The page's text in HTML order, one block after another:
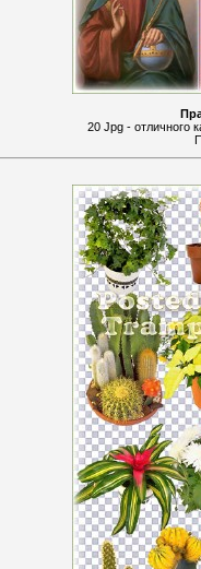
20 Jpg - отличного